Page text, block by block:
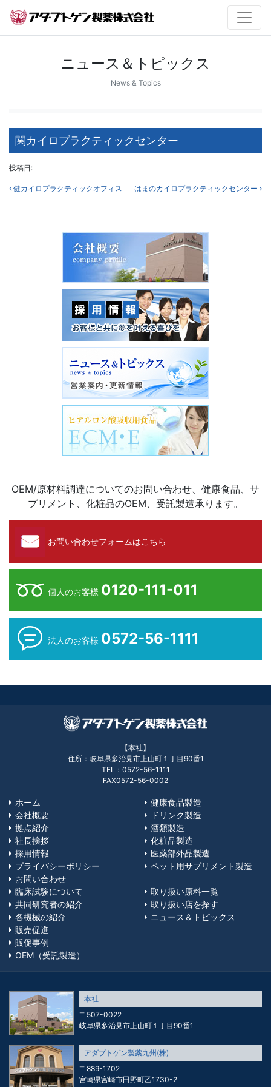
ニュース＆トピックス
News & Topics
関カイロプラクティックセンター
投稿日:
投稿ナビゲーション
健カイロプラクティックオフィス はまのカイロプラクティックセンター
OEM/原材料調達についてのお問い合わせ、健康食品、サ
プリメント、化粧品のOEM、受託製造承ります。
お問い合わせフォームはこちら
個人のお客様 0120-111-011
法人のお客様 0572-56-1111
【本社】
住所：岐阜県多治見市上山町１丁目90番1
TEL：0572-56-1111
FAX0572-56-0002
ホーム
会社概要
拠点紹介
社長挨拶
採用情報
プライバシーポリシー
お問い合わせ
健康食品製造
ドリンク製造
酒類製造
化粧品製造
医薬部外品製造
ペット用サプリメント製造
臨床試験について
共同研究者の紹介
各機械の紹介
販売促進
販促事例
OEM（受託製造）
取り扱い原料一覧
取り扱い店を探す
ニュース＆トピックス
本社
〒507-0022
岐阜県多治見市上山町１丁目90番1
アダプトゲン製薬九州(株)
〒889-1702
宮崎県宮崎市田野町乙1730-2